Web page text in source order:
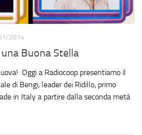
2014
Buona Stella
Oggi a Radiocoop presentiamo il
di Bengi, leader dei Ridillo, primo
in Italy a partire dalla seconda metà